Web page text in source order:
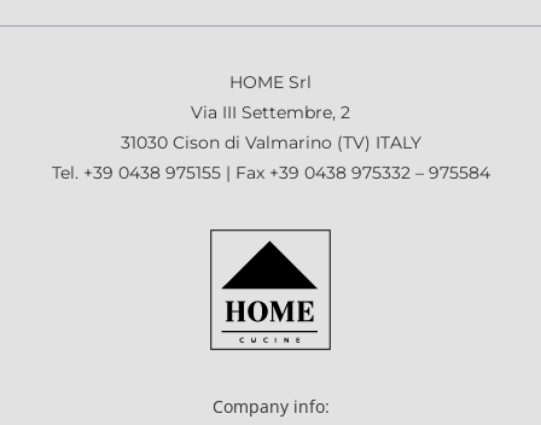
HOME Srl
Via III Settembre, 2
31030 Cison di Valmarino (TV) ITALY
Tel. +39 0438 975155 | Fax +39 0438 975332 – 975584
Company info: